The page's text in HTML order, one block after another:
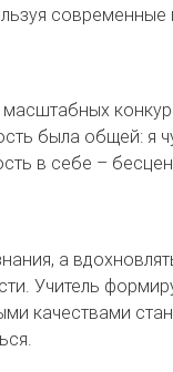
современные
была общей: я
в себе –
а
Учитель
качествами